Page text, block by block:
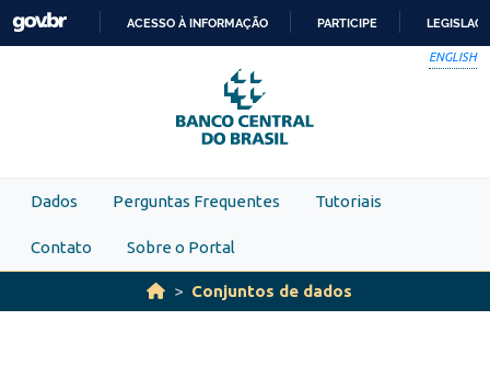
Skip to main content
PARA
O
CONTEÚDO
ACESSO À INFORMAÇÃO PARTICIPE
ENGLISH
Dados Perguntas Frequentes Tutoriais
Contato Sobre o Portal
Conjuntos de dados